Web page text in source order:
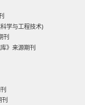
学与工程技术)
刊
》来源期刊
刊